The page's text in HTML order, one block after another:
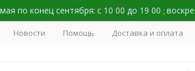
по конец сентября: с 10 00 до 19 00 ;
Новости Помощь Доставка и оплата